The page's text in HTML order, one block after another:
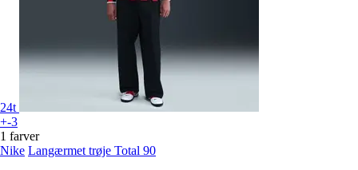
24t
+-3
1 farver
Nike Langærmet trøje Total 90